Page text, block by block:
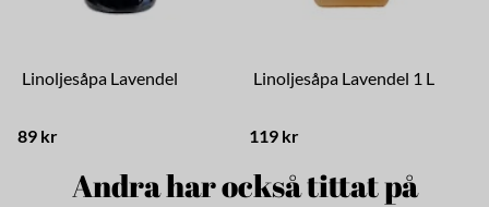
Linoljesåpa Lavendel
89 kr
Linoljesåpa Lavendel 1 L
119 kr
Andra har också tittat på